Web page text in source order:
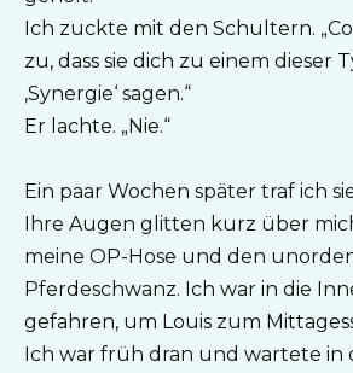
Ich zuckte mit den Schultern.
zu, dass sie dich zu einem dieser
‚Synergie‘ sagen.“
Er lachte. „Nie.“
Ein paar Wochen später traf ich
Ihre Augen glitten kurz über
meine OP-Hose und den
Pferdeschwanz. Ich war in die
gefahren, um Louis zum
Ich war früh dran und wartete in